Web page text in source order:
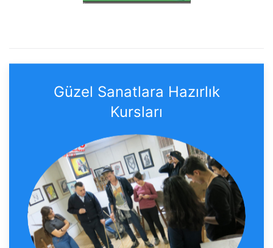
Güzel Sanatlara Hazırlık
Kursları